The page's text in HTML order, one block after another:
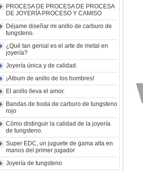
tira de malaquita sintética,
alianza de boda para
hombres Grabado láser
interno personalizado OEM
Anillo de carburo de
cuadrado pulido negro al por
mayor de fábrica,
incrustación de madera con
patrón de cruz de concha de
abulón, anillo de declaración
religiosa para hombres
personalizado OEM ODM
suministro a gr
Anillo de carburo de
tungsteno electrochapado en
oro rosa de 8 mm al por
mayor de fábrica, cuerda de
PROCESA DE PROCESA DE PROCESA
DE JOYERÍA PROCESO Y CAMISO
Déjame diseñar mi anillo de carburo de
tungsteno.
¿Qué tan genial es el arte de metal en
joyería?
Joyería única y de calidad.
¡Álbum de anillo de los hombres!
El anillo lleva el amor.
Bandas de boda de carburo de tungsteno
rojo
Cómo distinguir la calidad de la joyería
de tungsteno.
Super EDC, un juguete de gama alta en
manos del primer jugador
Joyería de tungsteno